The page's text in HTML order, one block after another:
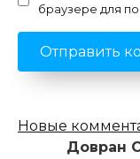
браузере для
Навигация
Новые
Довран